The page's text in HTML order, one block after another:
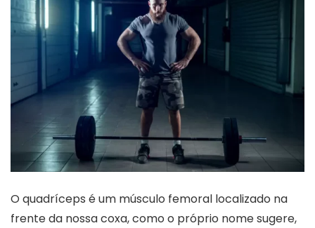
O quadríceps é um músculo femoral localizado na
frente da nossa coxa, como o próprio nome sugere,